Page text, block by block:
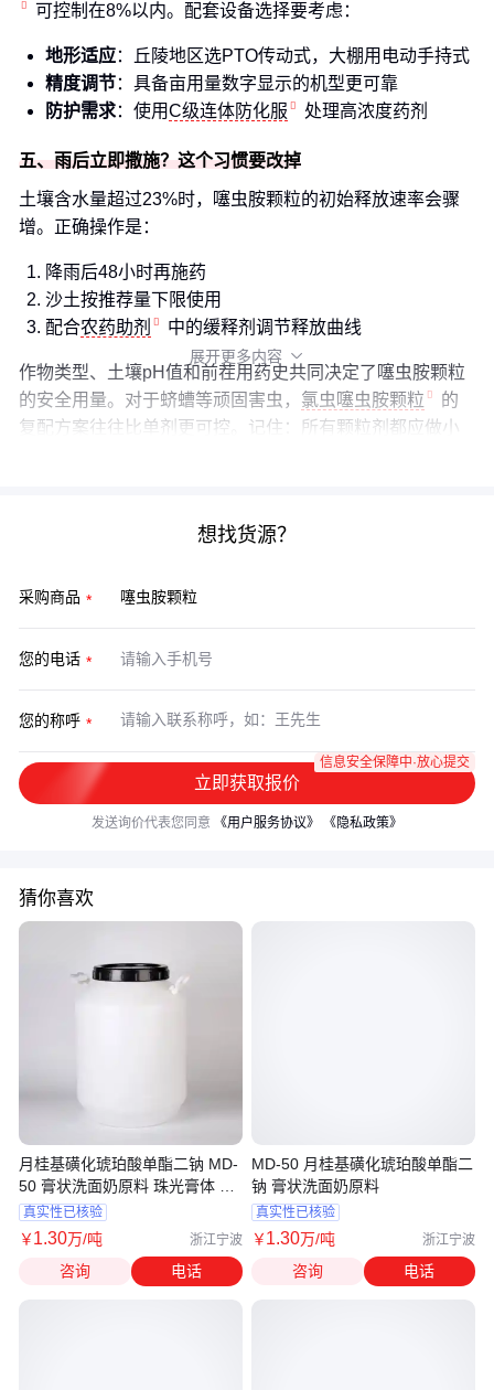
可控制在8%以内。配套设备选择要考虑：
地形适应：丘陵地区选PTO传动式，大棚用电动手持式
精度调节：具备亩用量数字显示的机型更可靠
防护需求：使用C级连体防化服 处理高浓度药剂
五、雨后立即撒施？这个习惯要改掉
土壤含水量超过23%时，噻虫胺颗粒的初始释放速率会骤
增。正确操作是：
降雨后48小时再施药
沙土按推荐量下限使用
配合农药助剂 中的缓释剂调节释放曲线
作物类型、土壤pH值和前茬用药史共同决定了噻虫胺颗粒
的安全用量。对于蛴螬等顽固害虫， 氯虫噻虫胺颗粒
的
复配方案往往比单剂更可控。记住：所有颗粒剂都应做小
展开更多内容 
想找货源？
采购商品
您的电话
您的称呼
立即获取报价
信息安全保障中·放心提交
发送询价代表您同意 《用户服务协议》 《隐私政策》
猜你喜欢
月桂基磺化琥珀酸单酯二钠 MD-
50 膏状洗面奶原料 珠光膏体 不
紧绷
真实性已核验
￥1.30万/吨 浙江宁波
咨询 电话
MD-50 月桂基磺化琥珀酸单酯二
钠 膏状洗面奶原料
真实性已核验
￥1.30万/吨 浙江宁波
咨询 电话